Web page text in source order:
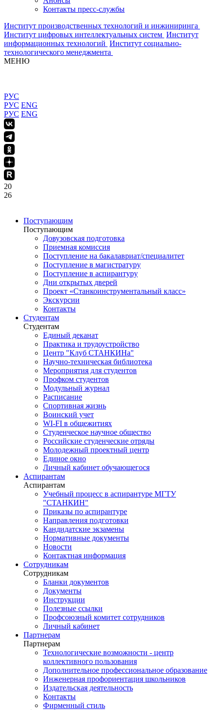
Контакты пресс-службы
Институт производственных технологий и инжиниринга
Институт цифровых интеллектуальных систем Институт
информационных технологий Институт социально-
технологического менеджмента
МЕНЮ
РУС
РУС ENG
РУС ENG
20
26
Поступающим
Поступающим
Довузовская подготовка
Приемная комиссия
Поступление на бакалавриат/специалитет
Поступление в магистратуру
Поступление в аспирантуру
Дни открытых дверей
Проект «Станкоинструментальный класс»
Экскурсии
Контакты
Студентам
Студентам
Единый деканат
Практика и трудоустройство
Центр "Клуб СТАНКИНа"
Научно-техническая библиотека
Мероприятия для студентов
Профком студентов
Модульный журнал
Расписание
Спортивная жизнь
Воинский учет
WI-FI в общежитиях
Студенческое научное общество
Российские студенческие отряды
Молодежный проектный центр
Единое окно
Личный кабинет обучающегося
Аспирантам
Аспирантам
Учебный процесс в аспирантуре МГТУ
"СТАНКИН"
Приказы по аспирантуре
Направления подготовки
Кандидатские экзамены
Нормативные документы
Новости
Контактная информация
Сотрудникам
Сотрудникам
Бланки документов
Документы
Инструкции
Полезные ссылки
Профсоюзный комитет сотрудников
Личный кабинет
Партнерам
Партнерам
Технологические возможности - центр
коллективного пользования
Дополнительное профессиональное образование
Инженерная профориентация школьников
Издательская деятельность
Контакты
Фирменный стиль